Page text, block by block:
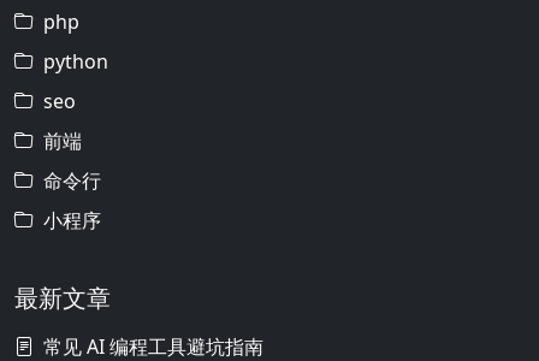
php
python
seo
前端
命令行
小程序
最新文章
常见 AI 编程工具避坑指南